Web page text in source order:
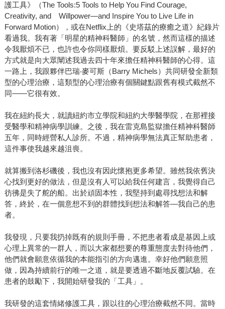
護工具》（The Tools:5 Tools to Help You Find Courage,
Creativity, and Willpower—and Inspire You to Live Life in
Forward Motion），或在Netflix上的《史塔茲的療癒之道》紀錄片
看過我。我有著「明星的精神科醫師」的名號，然而這樣的描述
令我厭煩不已，也許也令你同樣厭煩。要反駁上述誤解，最好的
方式就是向大眾闡述我過去四十年來擔任精神科醫師的心得。這
一路上，我跟夥伴巴瑞‧麥可斯（Barry Michels）共同研發全新類
型的心理治療，這類型的心理治療有個關鍵點跟舊有模式截然不
同——它很有效。
我在紐約長大，就讀紐約市立學院和紐約大學醫學院，在那裡接
受醫學和精神病學訓練。之後，我在雷克島監獄擔任精神科醫師
五年，同時經營私人診所。不過，精神病學無法真正幫助患者，
這件事使我越來越沮喪。
就算搬到洛杉磯後，我也沒有因此懷抱更多希望。雖然我依舊決
心找到更好的做法，但是沒有人可以給我任何建言，我覺得自己
彷彿是失了舵的船。出於頑固本性，我堅持到處尋找想法和解
答，終於，在一個意想不到的群體找到想法和解答—我自己的患
者。
我發現，只要我扔掉既有的規則手冊，不把患者看成是基因上或
心理上異常的一群人，而以大家都想要的尊重態度去對待他們，
他們就會願意依循我的本能指引的方向邁進。幸好他們願意照
做，因為持續前行的唯一之道，就是要透過不斷地反覆試驗。在
患者的鼓勵下，我開始研發我的「工具」。
我研發的這套情緒修護工具，跟以往的心理治療截然不同。當時